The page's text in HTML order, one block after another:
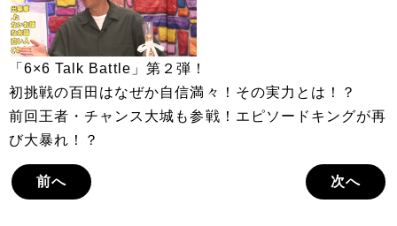
「6×6 Talk Battle」第２弾！
初挑戦の百田はなぜか自信満々！その実力とは！？
前回王者・チャンス大城も参戦！エピソードキングが再
び大暴れ！？
前へ 次へ